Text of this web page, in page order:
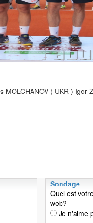
MOLCHANOV ( UKR ) Igor
Sondage
Quel est
web?
Je n'aime